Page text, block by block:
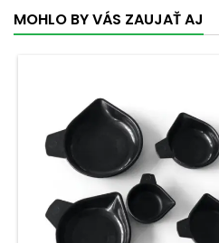
MOHLO BY VÁS ZAUJAŤ AJ